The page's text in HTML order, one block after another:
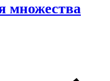
множества